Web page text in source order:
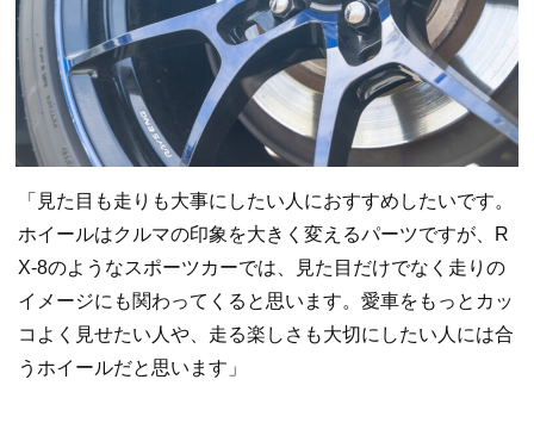
「見た目も走りも大事にしたい人におすすめしたいです。
ホイールはクルマの印象を大きく変えるパーツですが、R
X-8のようなスポーツカーでは、見た目だけでなく走りの
イメージにも関わってくると思います。愛車をもっとカッ
コよく見せたい人や、走る楽しさも大切にしたい人には合
うホイールだと思います」